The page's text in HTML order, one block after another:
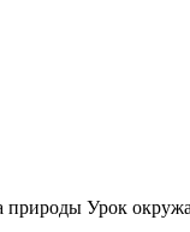
природы Урок